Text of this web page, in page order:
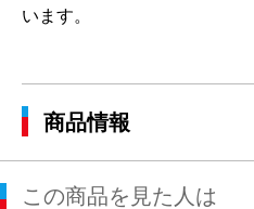
います。
商品情報
この商品を見た人は